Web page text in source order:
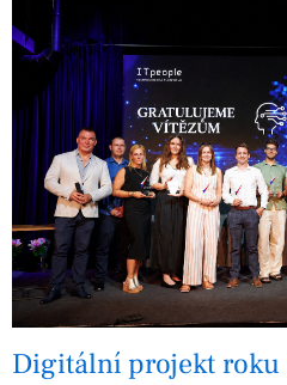
Digitální projekt roku